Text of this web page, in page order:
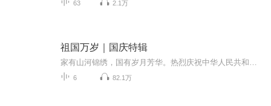
63 2.1万
祖国万岁｜国庆特辑
6 82.1万